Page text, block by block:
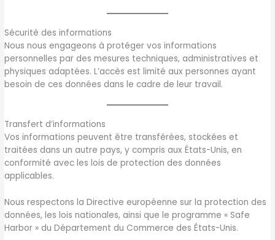
Sécurité des informations
Nous nous engageons à protéger vos informations
personnelles par des mesures techniques, administratives et
physiques adaptées. L’accès est limité aux personnes ayant
besoin de ces données dans le cadre de leur travail.
Transfert d’informations
Vos informations peuvent être transférées, stockées et
traitées dans un autre pays, y compris aux États-Unis, en
conformité avec les lois de protection des données
applicables.
Nous respectons la Directive européenne sur la protection des
données, les lois nationales, ainsi que le programme « Safe
Harbor » du Département du Commerce des États-Unis.